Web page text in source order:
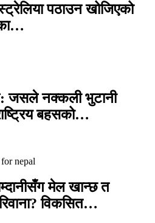
पठाउन खोजिएको
जसले नक्कली भुटानी
बहसको…
मेल खान्छ त
विकसित…